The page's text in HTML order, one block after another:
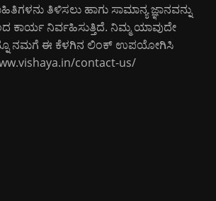
ತಿಳಿಸಲು ಹಾಗು ಸಾಮಾನ್ಯ ಜ್ಞಾನವನ್ನು
ಕಾರ್ಯ ನಿರ್ವಹಿಸುತ್ತಿದೆ. ನಿಮ್ಮ ಯಾವುದೇ
ನಮಗೆ ಈ ಕೆಳಗಿನ ಲಿಂಕ್ ಉಪಯೋಗಿಸಿ
contact-us/